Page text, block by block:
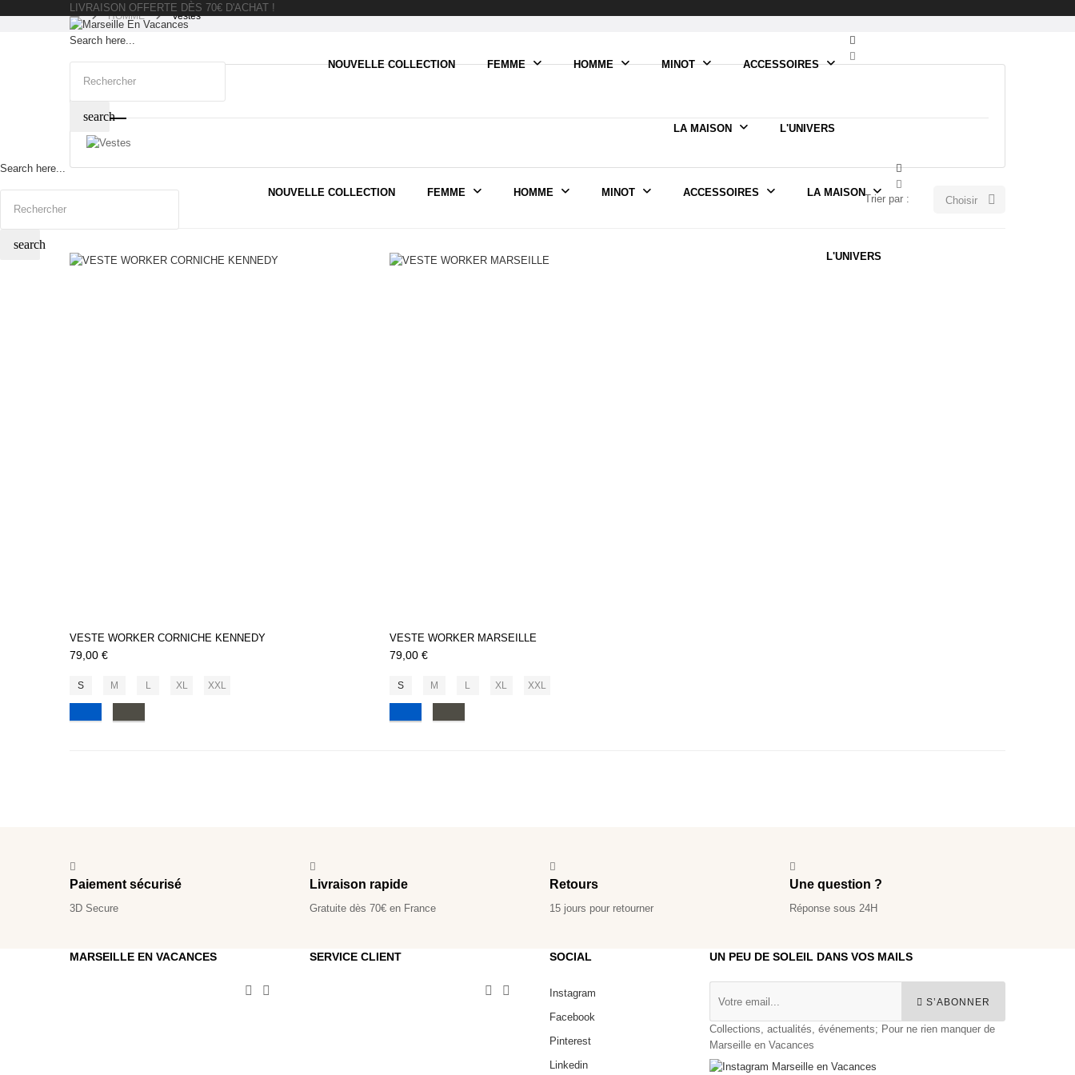
LIVRAISON OFFERTE DÈS 70€ D'ACHAT !
Search here...
search
NOUVELLE COLLECTION FEMME HOMME MINOT ACCESSOIRES
LA MAISON L'UNIVERS
Search here...
search
NOUVELLE COLLECTION FEMME HOMME MINOT ACCESSOIRES LA MAISON
L'UNIVERS
HOMME Vestes
Trier par : Choisir 
VESTE WORKER CORNICHE KENNEDY
79,00 €
S M L XL XXL
VESTE WORKER MARSEILLE
79,00 €
S M L XL XXL
Paiement sécurisé
3D Secure
Livraison rapide
Gratuite dès 70€ en France
Retours
15 jours pour retourner
Une question ?
Réponse sous 24H
MARSEILLE EN VACANCES
 
SERVICE CLIENT
 
SOCIAL
Instagram
Facebook
Pinterest
Linkedin
UN PEU DE SOLEIL DANS VOS MAILS
S’ABONNER
Collections, actualités, événements; Pour ne rien manquer de
Marseille en Vacances